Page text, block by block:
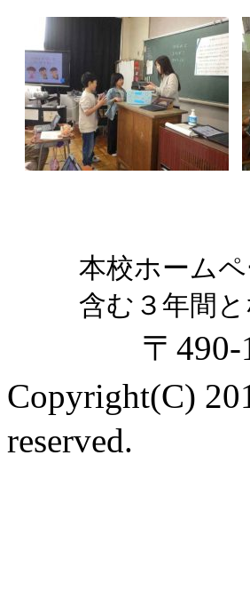
本校ホーム
含む３年間と
〒
Copyright(C)
reserved.